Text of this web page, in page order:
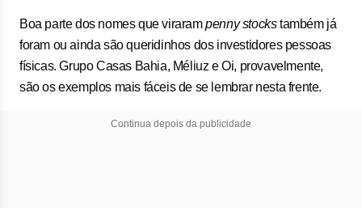
Boa parte dos nomes que virarampenny stockstambém já
foram ou ainda são queridinhos dos investidores pessoas
físicas. Grupo Casas Bahia, Méliuz e Oi, provavelmente,
são os exemplos mais fáceis de se lembrar nesta frente.
Continua depois da publicidade